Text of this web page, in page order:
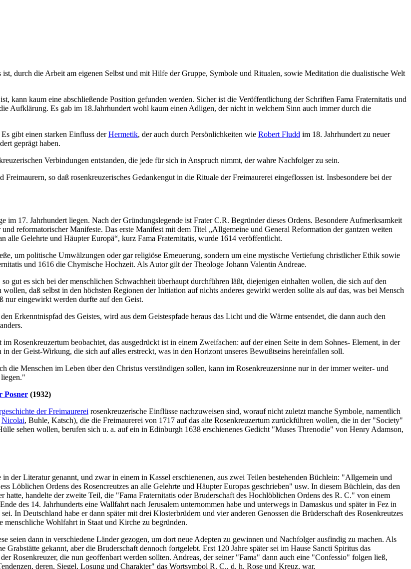
durch die Arbeit am eigenen Selbst und mit Hilfe der Gruppe, Symbole und Ritualen, sowie Meditation die dualistische Welt
kann kaum eine abschließende Position gefunden werden. Sicher ist die Veröffentlichung der Schriften Fama Fraternitatis und
Aufklärung. Es gab im 18.Jahrhundert wohl kaum einen Adligen, der nicht in welchem Sinn auch immer durch die
gibt einen starken Einfluss derHermetik, der auch durch Persönlichkeiten wie Robert Fludd im 18. Jahrhundert zu neuer
geprägt haben.
Verbindungen entstanden, die jede für sich in Anspruch nimmt, der wahre Nachfolger zu sein.
so daß rosenkreuzerisches Gedankengut in die Rituale der Freimaurerei eingeflossen ist. Insbesondere bei der
17. Jahrhundert liegen. Nach der Gründungslegende ist Frater C.R. Begründer dieses Ordens. Besondere Aufmerksamkeit
reformatorischer Manifeste. Das erste Manifest mit dem Titel „Allgemeine und General Reformation der gantzen weiten
alle Gelehrte und Häupter Europä“, kurz Fama Fraternitatis, wurde 1614 veröffentlicht.
um politische Umwälzungen oder gar religiöse Erneuerung, sondern um eine mystische Vertiefung christlicher Ethik sowie
und 1616 die Chymische Hochzeit. Als Autor gilt der Theologe Johann Valentin Andreae.
gut es sich bei der menschlichen Schwachheit überhaupt durchführen läßt, diejenigen einhalten wollen, die sich auf den
daß selbst in den höchsten Regionen der Initiation auf nichts anderes gewirkt werden sollte als auf das, was bei Mensch
nur eingewirkt werden durfte auf den Geist.
Erkenntnispfad des Geistes, wird aus dem Geistespfade heraus das Licht und die Wärme entsendet, die dann auch den
Rosenkreuzertum beobachtet, das ausgedrückt ist in einem Zweifachen: auf der einen Seite in dem Sohnes- Element, in der
der Geist-Wirkung, die sich auf alles erstreckt, was in den Horizont unseres Bewußtseins hereinfallen soll.
die Menschen im Leben über den Christus verständigen sollen, kann im Rosenkreuzersinne nur in der immer weiter- und
Posner (1932)
der Freimaurerei rosenkreuzerische Einflüsse nachzuweisen sind, worauf nicht zuletzt manche Symbole, namentlich
Nicolai, Buhle, Katsch), die die Freimaurerei von 1717 auf das alte Rosenkreuzertum zurückführen wollen, die in der "Society"
sehen wollen, berufen sich u. a. auf ein in Edinburgh 1638 erschienenes Gedicht "Muses Threnodie" von Henry Adamson,
der Literatur genannt, und zwar in einem in Kassel erschienenen, aus zwei Teilen bestehenden Büchlein: "Allgemein und
Löblichen Ordens des Rosencreutzes an alle Gelehrte und Häupter Europas geschrieben" usw. In diesem Büchlein, das den
hatte, handelte der zweite Teil, die "Fama Fraternitatis oder Bruderschaft des Hochlöblichen Ordens des R. C." von einem
des 14. Jahrhunderts eine Wallfahrt nach Jerusalem unternommen habe und unterwegs in Damaskus und später in Fez in
In Deutschland habe er dann später mit drei Klosterbrüdern und vier anderen Genossen die Brüderschaft des Rosenkreutzes
Wohlfahrt in Staat und Kirche zu begründen.
seien dann in verschiedene Länder gezogen, um dort neue Adepten zu gewinnen und Nachfolger ausfindig zu machen. Als
gekannt, aber die Bruderschaft dennoch fortgelebt. Erst 120 Jahre später sei im Hause Sancti Spiritus das
Rosenkreuzer, die nun geoffenbart werden sollten. Andreas, der seiner "Fama" dann auch eine "Confessio" folgen ließ,
deren, Siegel, Losung und Charakter" das Wortsymbol R. C., d. h. Rose und Kreuz, war.